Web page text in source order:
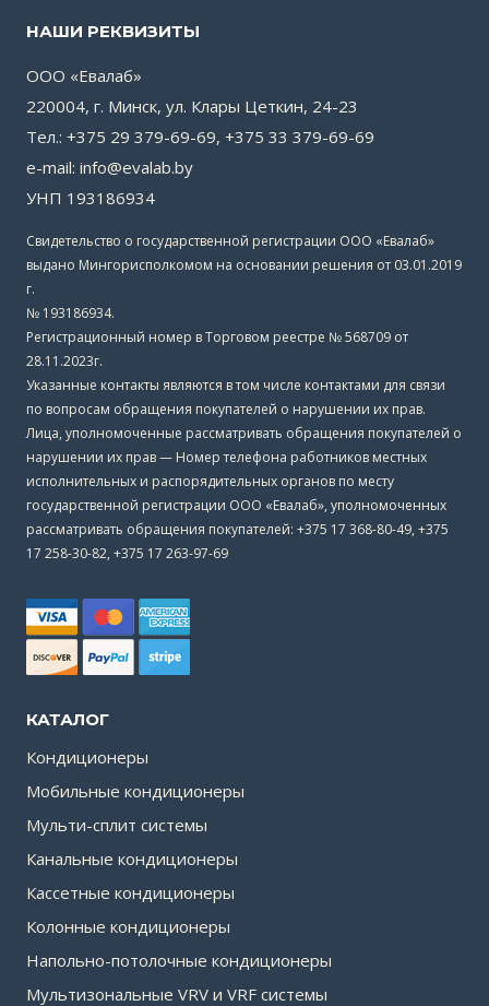
НАШИ РЕКВИЗИТЫ
ООО «Евалаб»
220004, г. Минск, ул. Клары Цеткин, 24-23
Тел.: +375 29 379-69-69, +375 33 379-69-69
e-mail: info@evalab.by
УНП 193186934
Свидетельство о государственной регистрации ООО «Евалаб»
выдано Мингорисполкомом на основании решения от 03.01.2019
г.
№ 193186934.
Регистрационный номер в Торговом реестре № 568709 от
28.11.2023г.
Указанные контакты являются в том числе контактами для связи
по вопросам обращения покупателей о нарушении их прав.
Лица, уполномоченные рассматривать обращения покупателей о
нарушении их прав — Номер телефона работников местных
исполнительных и распорядительных органов по месту
государственной регистрации ООО «Евалаб», уполномоченных
рассматривать обращения покупателей: +375 17 368-80-49, +375
17 258-30-82, +375 17 263-97-69
КАТАЛОГ
Кондиционеры
Мобильные кондиционеры
Мульти-сплит системы
Канальные кондиционеры
Кассетные кондиционеры
Колонные кондиционеры
Напольно-потолочные кондиционеры
Мультизональные VRV и VRF системы